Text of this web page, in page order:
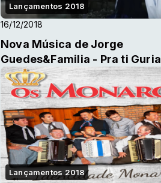
Lançamentos 2018
16/12/2018
Nova Música de Jorge
Guedes&Familia - Pra ti Guria
Lançamentos 2018